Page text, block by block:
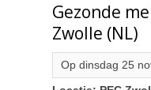
Gezonde
Zwolle (NL)
Op dinsdag 25